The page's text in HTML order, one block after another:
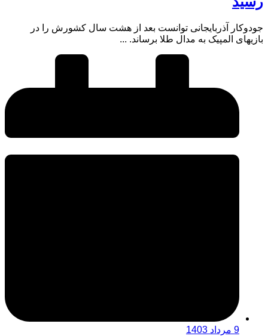
جودوکار آذربایجانی توانست بعد از هشت سال کشورش را در
بازیهای المپیک به مدال طلا برساند. ...
9 مرداد 1403